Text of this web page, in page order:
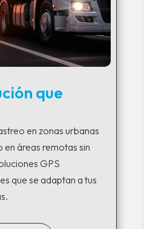
que
en zonas urbanas
áreas remotas sin
GPS
que se adaptan a tus